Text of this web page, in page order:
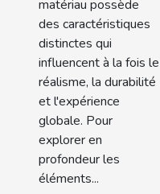
matériau possède
des caractéristiques
distinctes qui
influencent à la fois le
réalisme, la durabilité
et l'expérience
globale. Pour
explorer en
profondeur les
éléments...